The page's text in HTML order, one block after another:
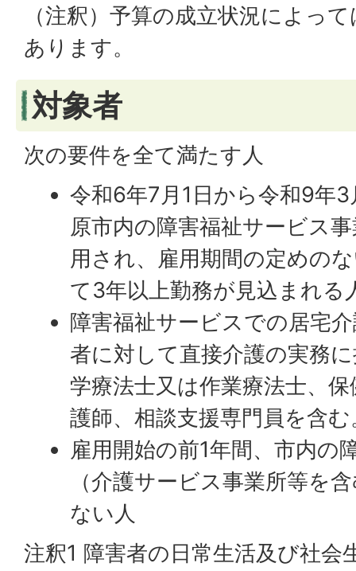
（注釈）予算の成立状況によっ
あります。
対象者
次の要件を全て満たす人
令和6年7月1日から令和9年
原市内の障害福祉サービス
用され、雇用期間の定めの
て3年以上勤務が見込まれる
障害福祉サービスでの居宅
者に対して直接介護の実務
学療法士又は作業療法士、
護師、相談支援専門員を含む
雇用開始の前1年間、市内の
（介護サービス事業所等を
ない人
注釈1 障害者の日常生活及び社会